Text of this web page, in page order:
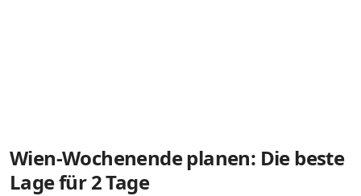
Wien-Wochenende planen: Die beste
Lage für 2 Tage